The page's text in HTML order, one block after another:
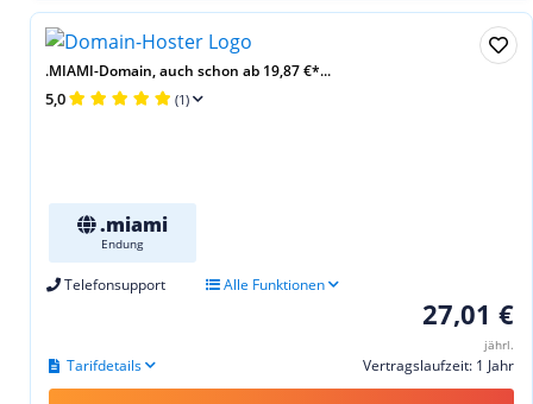
.MIAMI-Domain, auch schon ab 19,87 €*...
5,0 (1)
.miami
Endung
Telefonsupport Alle Funktionen
27,01 €
jährl.
Vertragslaufzeit: 1 Jahr
Tarifdetails